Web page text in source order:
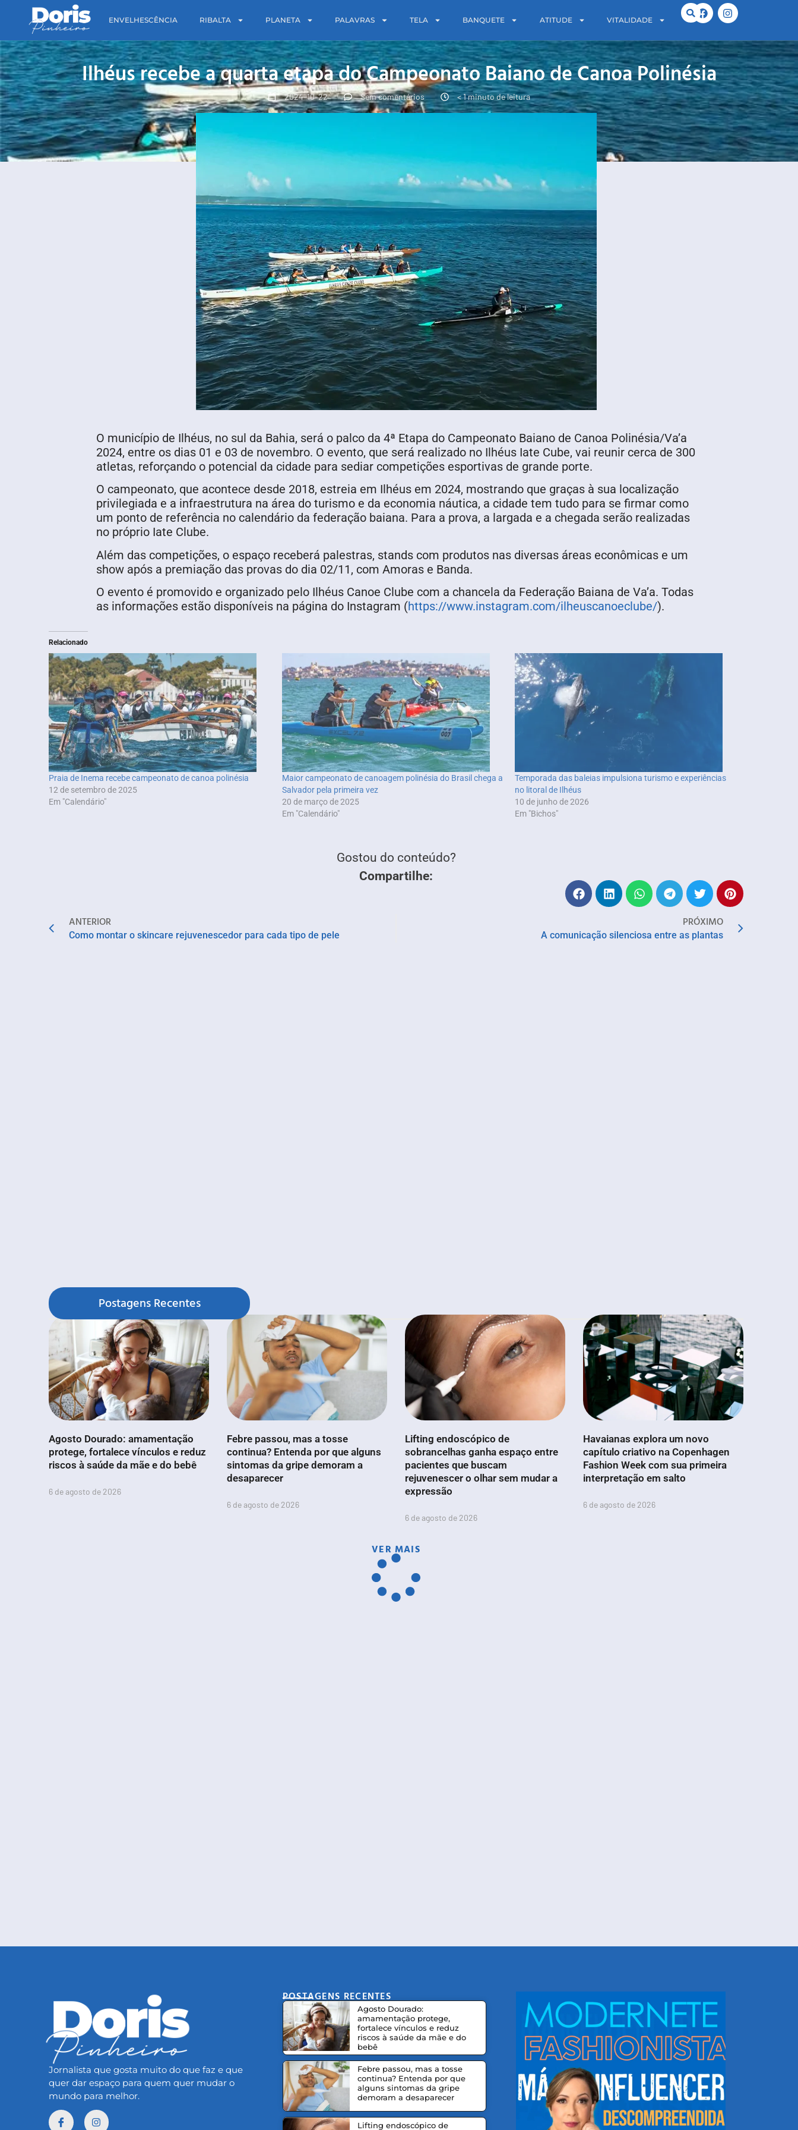
ENVELHESCÊNCIA RIBALTA PLANETA PALAVRAS TELA BANQUETE ATITUDE VITALIDADE
Ilhéus recebe a quarta etapa do Campeonato Baiano de Canoa Polinésia
2024-10-22 Sem comentários < 1 minuto de leitura
O município de Ilhéus, no sul da Bahia, será o palco da 4ª Etapa do Campeonato Baiano de Canoa Polinésia/Va’a
2024, entre os dias 01 e 03 de novembro. O evento, que será realizado no Ilhéus Iate Cube, vai reunir cerca de 300
atletas, reforçando o potencial da cidade para sediar competições esportivas de grande porte.
O campeonato, que acontece desde 2018, estreia em Ilhéus em 2024, mostrando que graças à sua localização
privilegiada e a infraestrutura na área do turismo e da economia náutica, a cidade tem tudo para se firmar como
um ponto de referência no calendário da federação baiana. Para a prova, a largada e a chegada serão realizadas
no próprio Iate Clube.
Além das competições, o espaço receberá palestras, stands com produtos nas diversas áreas econômicas e um
show após a premiação das provas do dia 02/11, com Amoras e Banda.
O evento é promovido e organizado pelo Ilhéus Canoe Clube com a chancela da Federação Baiana de Va’a. Todas
as informações estão disponíveis na página do Instagram (https://www.instagram.com/ilheuscanoeclube/).
Relacionado
Praia de Inema recebe campeonato de canoa polinésia
12 de setembro de 2025
Em "Calendário"
Maior campeonato de canoagem polinésia do Brasil chega a
Salvador pela primeira vez
20 de março de 2025
Em "Calendário"
Temporada das baleias impulsiona turismo e experiências
no litoral de Ilhéus
10 de junho de 2026
Em "Bichos"
Gostou do conteúdo?
Compartilhe:
ANTERIOR
Como montar o skincare rejuvenescedor para cada tipo de pele
PRÓXIMO
A comunicação silenciosa entre as plantas
Postagens Recentes
Agosto Dourado: amamentação
protege, fortalece vínculos e reduz
riscos à saúde da mãe e do bebê
6 de agosto de 2026
Febre passou, mas a tosse
continua? Entenda por que alguns
sintomas da gripe demoram a
desaparecer
6 de agosto de 2026
Lifting endoscópico de
sobrancelhas ganha espaço entre
pacientes que buscam
rejuvenescer o olhar sem mudar a
expressão
6 de agosto de 2026
Havaianas explora um novo
capítulo criativo na Copenhagen
Fashion Week com sua primeira
interpretação em salto
6 de agosto de 2026
VER MAIS
Jornalista que gosta muito do que faz e que
quer dar espaço para quem quer mudar o
mundo para melhor.
POSTAGENS RECENTES
Agosto Dourado:
amamentação protege,
fortalece vínculos e reduz
riscos à saúde da mãe e do
bebê
Febre passou, mas a tosse
continua? Entenda por que
alguns sintomas da gripe
demoram a desaparecer
Lifting endoscópico de
CONHEÇA DORIS E EQUIPE